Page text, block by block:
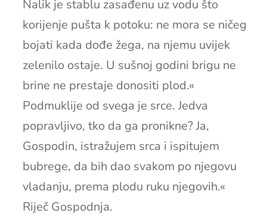
Nalik je stablu zasađenu uz vodu što
korijenje pušta k potoku: ne mora se ničeg
bojati kada dođe žega, na njemu uvijek
zelenilo ostaje. U sušnoj godini brigu ne
brine ne prestaje donositi plod.«
Podmuklije od svega je srce. Jedva
popravljivo, tko da ga pronikne? Ja,
Gospodin, istražujem srca i ispitujem
bubrege, da bih dao svakom po njegovu
vladanju, prema plodu ruku njegovih.«
Riječ Gospodnja.